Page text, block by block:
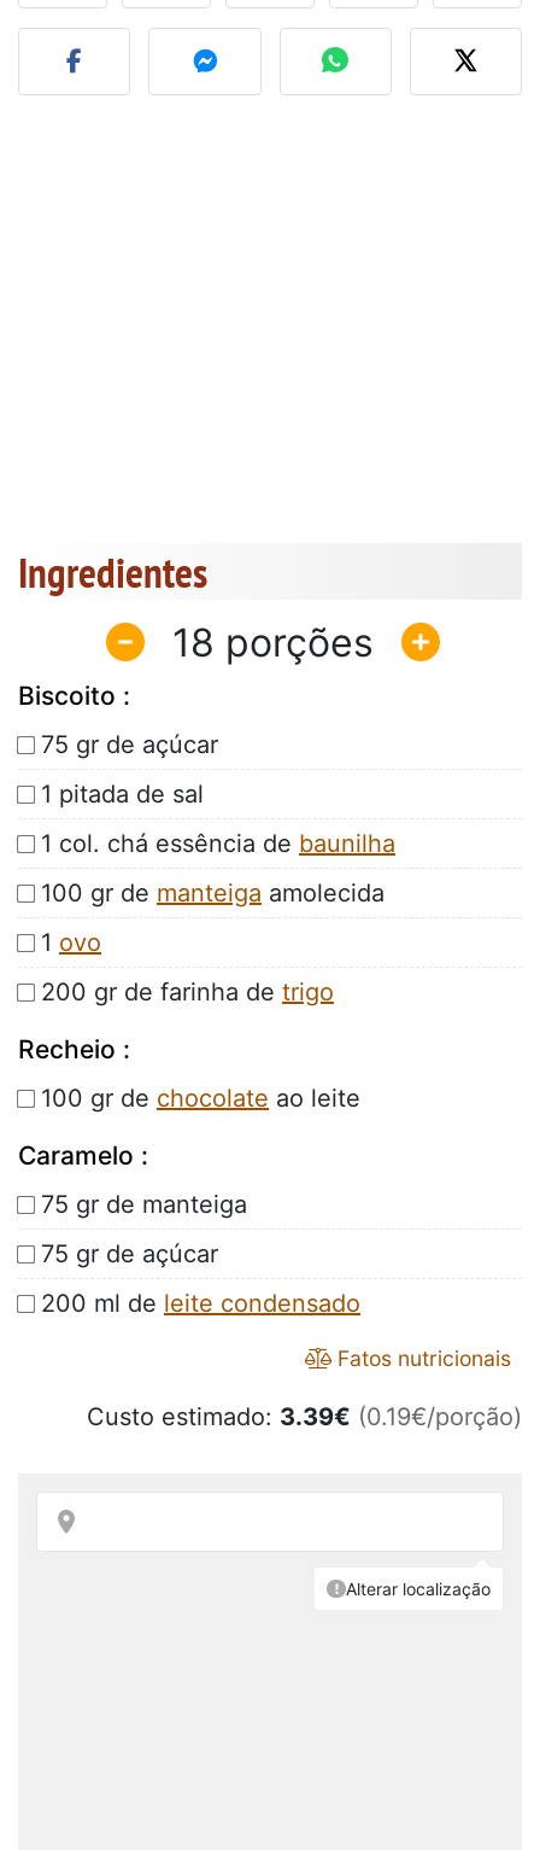
Fez esta receita?
Ingredientes
18
Biscoito :
75 gr de açúcar
1 pitada de sal
1 col. chá essência de baunilha
100 gr de manteiga amolecida
1 ovo
200 gr de farinha de trigo
Recheio :
100 gr de chocolate ao leite
Caramelo :
75 gr de manteiga
75 gr de açúcar
200 ml de leite condensado
Fatos nutricionais
Custo estimado: 3.39€ (0.19€/porção)